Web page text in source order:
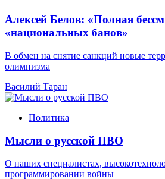
Алексей Белов: «Полная
«национальных банов»
В обмен на снятие санкций новые
олимпизма
Василий Таран
Политика
Мысли о русской ПВО
О наших специалистах,
программировании войны